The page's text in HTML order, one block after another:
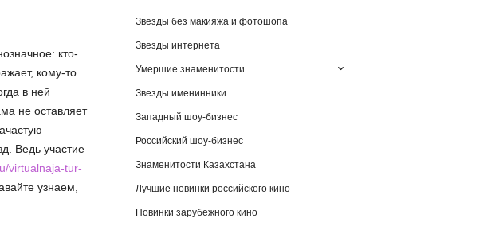
кто-
кому-то
в ней
не оставляет
Ведь участие
virtualnaja-tur-
узнаем,
Звезды без макияжа и фотошопа
Звезды интернета
Умершие знаменитости
Звезды именинники
Западный шоу-бизнес
Российский шоу-бизнес
Знаменитости Казахстана
Лучшие новинки российского кино
Новинки зарубежного кино